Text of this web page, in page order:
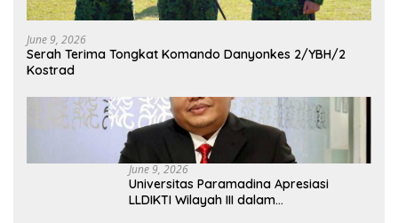
June 9, 2026
Serah Terima Tongkat Komando Danyonkes 2/YBH/2
Kostrad
June 9, 2026
Universitas Paramadina Apresiasi
LLDIKTI Wilayah III dalam